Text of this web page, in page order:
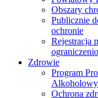
Obszary
Publicznie
ochronie
Rejestracja
Zdrowie
Program
Ochrona